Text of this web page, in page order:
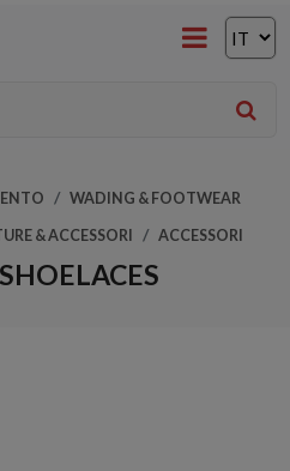
WADING & FOOTWEAR
& ACCESSORI ACCESSORI